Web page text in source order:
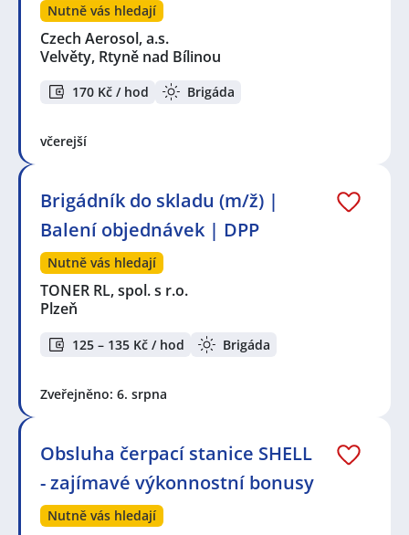
Nutně vás hledají
Czech Aerosol, a.s.
Velvěty, Rtyně nad Bílinou
170 Kč / hod Brigáda
včerejší
Brigádník do skladu (m/ž) |
Balení objednávek | DPP
Nutně vás hledají
TONER RL, spol. s r.o.
Plzeň
125 – 135 Kč / hod Brigáda
Zveřejněno: 6. srpna
Obsluha čerpací stanice SHELL
- zajímavé výkonnostní bonusy
Nutně vás hledají